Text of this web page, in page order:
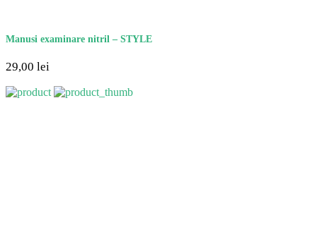
Manusi examinare nitril – STYLE
29,00 lei